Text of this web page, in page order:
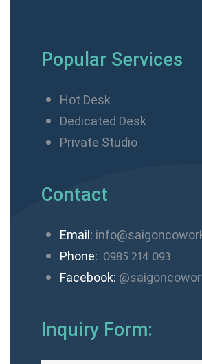
Popular Services
Hot Desk
Dedicated Desk
Private Studio
Contact
Email:
Phone: 0985 214 093
Facebook:
Inquiry Form: